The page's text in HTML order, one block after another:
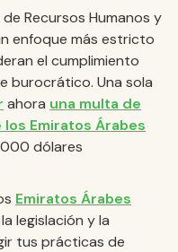
Recursos Humanos y
enfoque más estricto
el cumplimiento
burocrático. Una sola
ahora una multa de
Emiratos Árabes
dólares
Emiratos Árabes
legislación y la
tus prácticas de